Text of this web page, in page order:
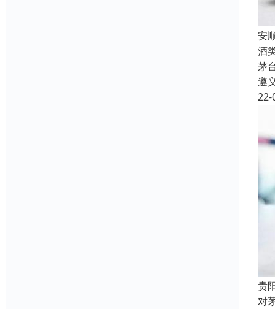
安
酒
茅
遵
22-
贵
对